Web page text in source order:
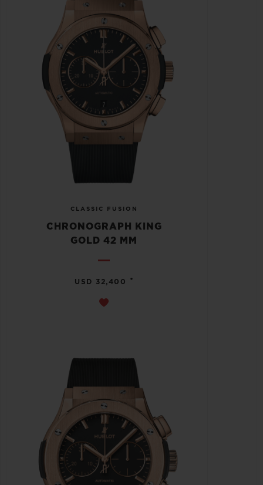
CLASSIC FUSION
CHRONOGRAPH KING
GOLD 42 MM
USD 32,400 •